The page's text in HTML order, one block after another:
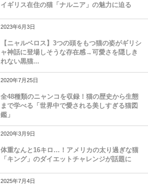
イギリス在住の猫「ナルニア」の魅力に迫る
2023年6月3日
【ニャルベロス】3つの頭をもつ猫の姿がギリシ
ャ神話に登場しそうな存在感→可愛さを隠しき
れない黒猫...
2020年7月25日
全48種類のニャンコを収録！猫の歴史から生態
まで学べる「世界中で愛される美しすぎる猫図
鑑」
2020年3月9日
体重なんと16キロ…！アメリカの太り過ぎな猫
「キング」のダイエットチャレンジが話題に
2025年7月4日